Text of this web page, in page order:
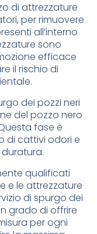
di attrezzature
per rimuovere
all’interno
sono
efficace
il rischio di
dei pozzi neri
del pozzo nero
fase è
di cattivi odori e
qualificati
e le attrezzature
di spurgo dei
grado di offrire
per ogni